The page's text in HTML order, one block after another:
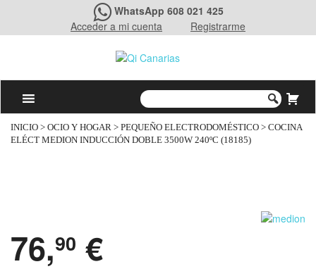
WhatsApp 608 021 425
Acceder a mi cuenta
Registrarme
INICIO > OCIO Y HOGAR > PEQUEÑO ELECTRODOMÉSTICO > COCINA
ELÉCT MEDION INDUCCIÓN DOBLE 3500W 240ºC (18185)
76,90 €